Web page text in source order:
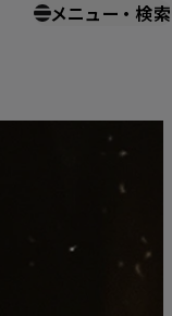
メニュー ・ 検索
・トゥ・ホグワーツ